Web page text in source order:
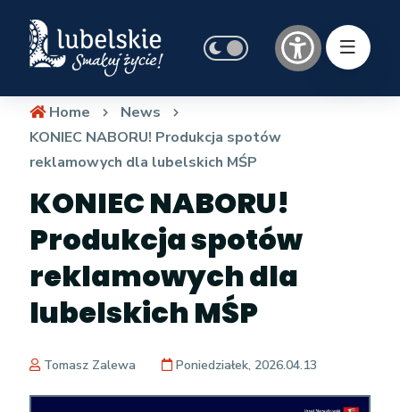
Home
News
KONIEC NABORU! Produkcja spotów
reklamowych dla lubelskich MŚP
KONIEC NABORU!
Produkcja spotów
reklamowych dla
lubelskich MŚP
Tomasz Zalewa Poniedziałek, 2026.04.13